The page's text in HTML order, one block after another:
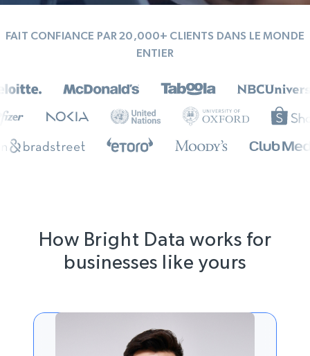
FAIT CONFIANCE PAR 20,000+ CLIENTS DANS LE MONDE
ENTIER
How Bright Data works for
businesses like yours